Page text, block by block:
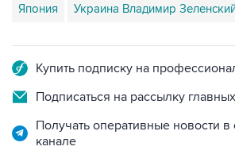
Япония Украина Владимир
Купить подписку на
Подписаться на рассылку
Получать оперативные новости
канале